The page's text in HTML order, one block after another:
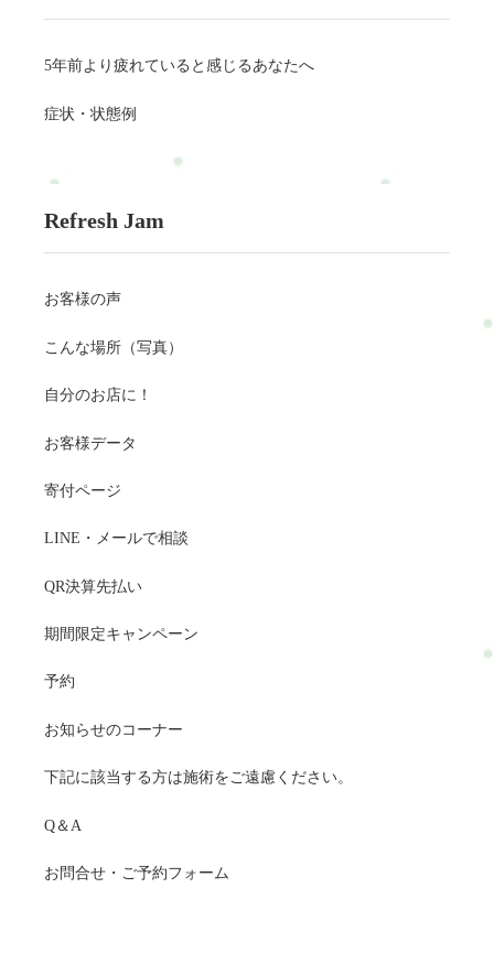
5年前より疲れていると感じるあなたへ
症状・状態例
Refresh Jam
お客様の声
こんな場所（写真）
自分のお店に！
お客様データ
寄付ページ
LINE・メールで相談
QR決算先払い
期間限定キャンペーン
予約
お知らせのコーナー
下記に該当する方は施術をご遠慮ください。
Q＆A
お問合せ・ご予約フォーム